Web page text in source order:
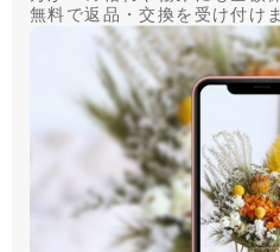
無料で返品・交換を受け付け